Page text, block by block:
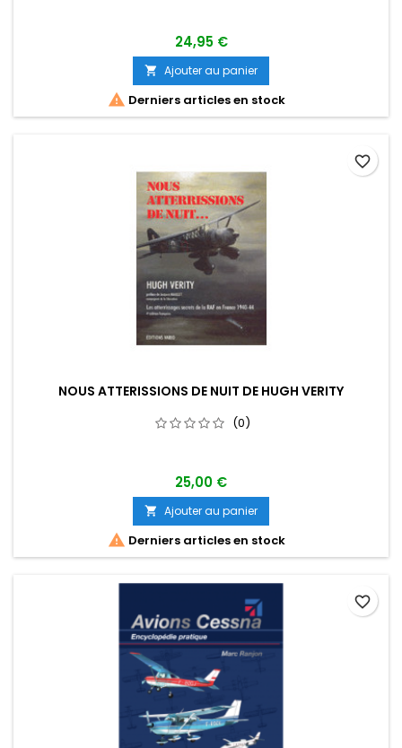
24,95 €
 Ajouter au panier
 Derniers articles en stock
NOUS ATTERISSIONS DE NUIT DE HUGH VERITY
(0)
25,00 €
 Ajouter au panier
 Derniers articles en stock
favorite_border
favorite_border